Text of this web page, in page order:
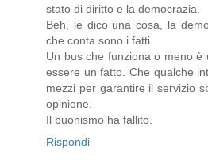
stato di diritto e la democrazia.
Beh, le dico una cosa, la
che conta sono i fatti.
Un bus che funziona o meno
essere un fatto. Che qualche
mezzi per garantire il servizio
opinione.
Il buonismo ha fallito.
Rispondi